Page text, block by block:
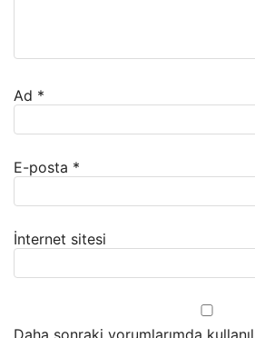
Ad *
E-posta *
İnternet sitesi